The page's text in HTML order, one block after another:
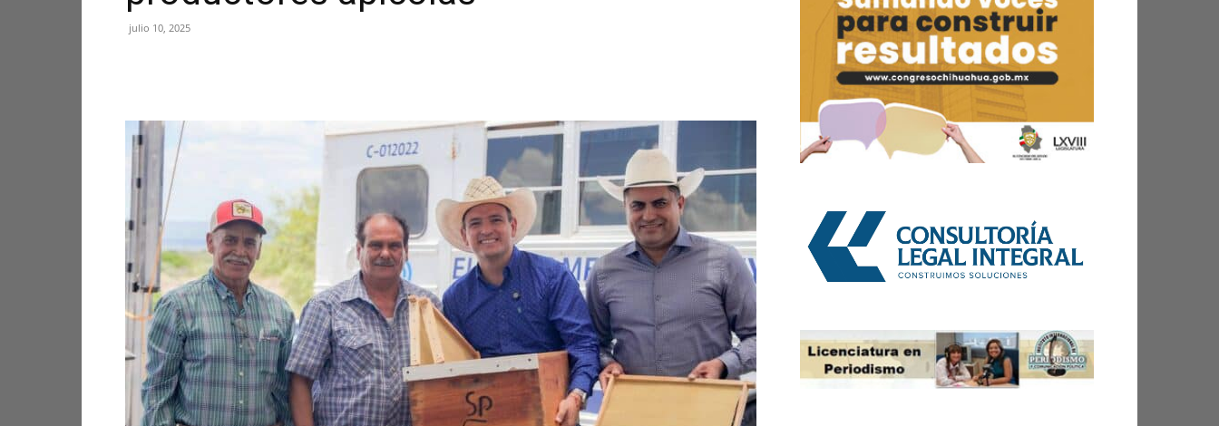
julio 10, 2025